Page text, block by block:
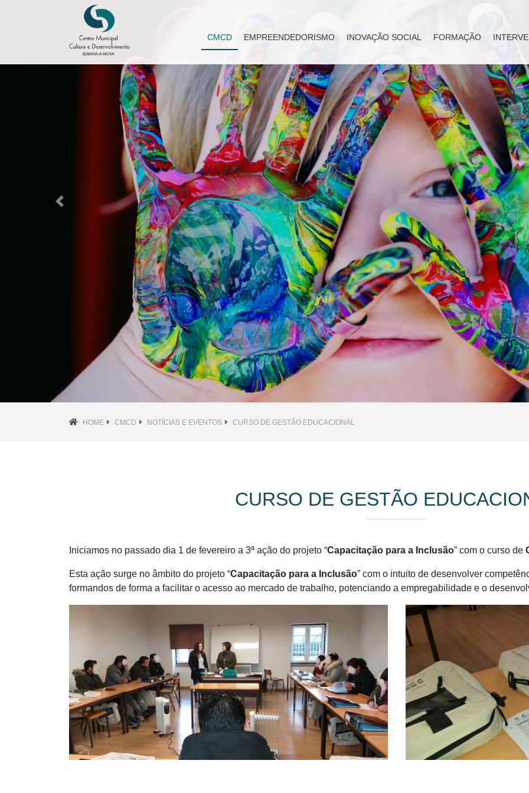
CMCD EMPREENDEDORISMO INOVAÇÃO SOCIAL FORMAÇÃO
Previous
HOME CMCD NOTÍCIAS E EVENTOS CURSO DE GESTÃO EDUCACIONAL
CURSO DE GESTÃO
Iniciamos no passado dia 1 de fevereiro a 3ª ação do projeto “Capacitação para a Inclusão” com o curso de
Esta ação surge no âmbito do projeto “Capacitação para a Inclusão” com o intuito de desenvolver
formandos de forma a facilitar o acesso ao mercado de trabalho, potenciando a empregabilidade e o